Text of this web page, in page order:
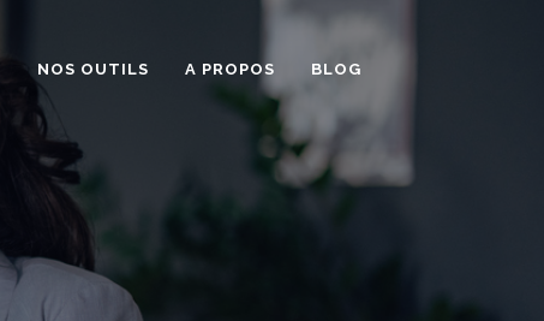
NOS OUTILS A PROPOS BLOG